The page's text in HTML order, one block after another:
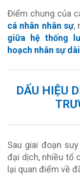
Điểm chung của
cá nhân nhân sự,
giữa hệ thống
hoạch nhân sự
DẤU HIỆU
Sau giai đoạn
đại dịch, nhiều tổ
lại quan điểm về